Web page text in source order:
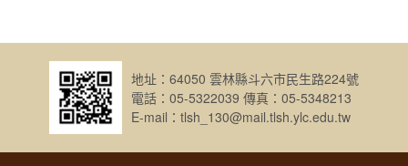
地址：64050 雲林縣斗六市民生路224號
電話：05-5322039 傳真：05-5348213
E-mail：tlsh_130@mail.tlsh.ylc.edu.tw